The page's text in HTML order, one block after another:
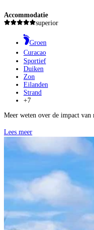
Accommodatie
superior
Groen
Curacao
Sportief
Duiken
Zon
Eilanden
Strand
+7
Meer weten over de impact
Lees meer